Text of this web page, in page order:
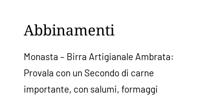
Abbinamenti
Monasta – Birra Artigianale Ambrata:
Provala con un Secondo di carne
importante, con salumi, formaggi